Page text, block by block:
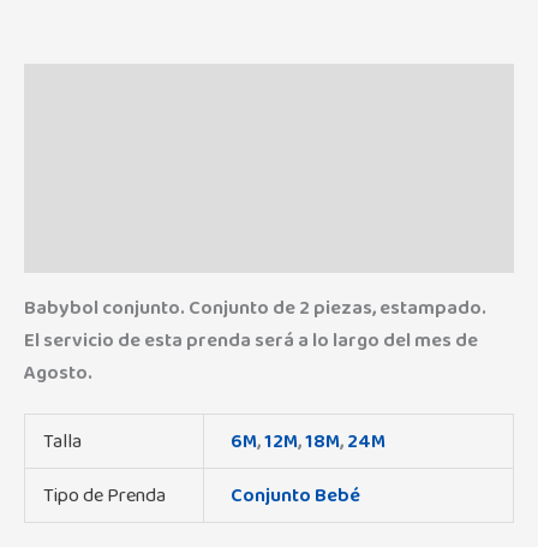
Babybol conjunto. Conjunto de 2 piezas, estampado.
El servicio de esta prenda será a lo largo del mes de
Agosto.
Talla 6M,12M,18M,24M
Tipo de Prenda
Conjunto Bebé